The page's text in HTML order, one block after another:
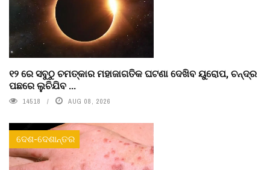
୧୨ ରେ ସବୁଠୁ ଚମତ୍କାର ମହାଜାଗତିକ ଘଟଣା ଦେଖିବ ୟୁରୋପ, ଚନ୍ଦ୍ର
ପଛରେ ଲୁଚିଯିବ ...
14518 AUG 08, 2026
ଦେଶ-ଦେଶାନ୍ତର